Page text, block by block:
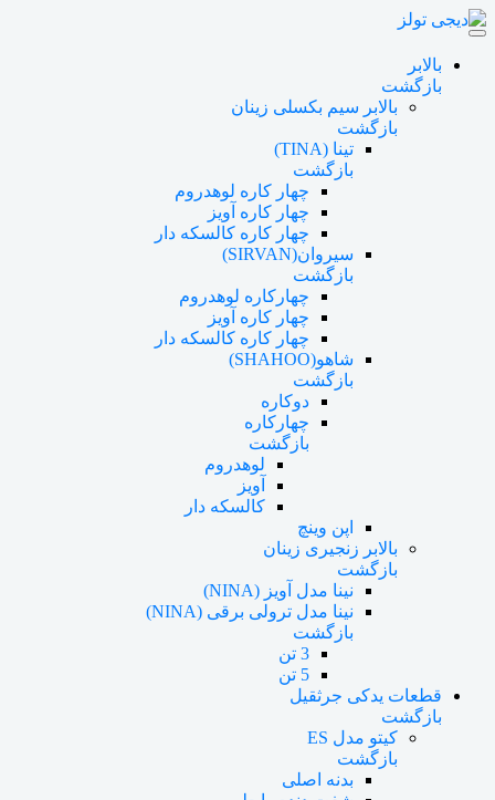
بالابر
بازگشت
بالابر سیم بکسلی زینان
بازگشت
تینا (TINA)
بازگشت
چهار کاره لوهدروم
چهار کاره آویز
چهار کاره کالسکه دار
سیروان(SIRVAN)
بازگشت
چهارکاره لوهدروم
چهار کاره آویز
چهار کاره کالسکه دار
شاهو(SHAHOO)
بازگشت
دوکاره
چهارکاره
بازگشت
لوهدروم
آویز
کالسکه دار
اپن وینچ
بالابر زنجیری زینان
بازگشت
نینا مدل آویز (NINA)
نینا مدل ترولی برقی (NINA)
بازگشت
3 تن
5 تن
قطعات یدکی جرثقیل
بازگشت
کیتو مدل ES
بازگشت
بدنه اصلی